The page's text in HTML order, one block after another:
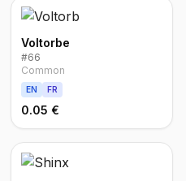
Voltorbe
#66
Common
EN FR
0.05 €